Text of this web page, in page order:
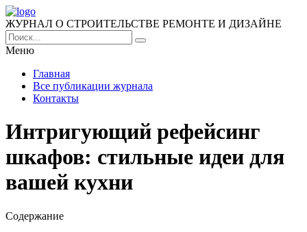
ЖУРНАЛ О СТРОИТЕЛЬСТВЕ РЕМОНТЕ И ДИЗАЙНЕ
Меню
Главная
Все публикации журнала
Контакты
Интригующий рефейсинг
шкафов: стильные идеи для
вашей кухни
Содержание